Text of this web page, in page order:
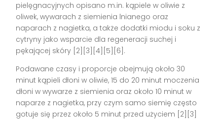
pielęgnacyjnych opisano m.in. kąpiele w oliwie z
oliwek, wywarach z siemienia lnianego oraz
naparach z nagietka, a także dodatki miodu i soku z
cytryny jako wsparcie dla regeneracji suchej i
pękającej skóry [2][3][4][5][6].
Podawane czasy i proporcje obejmują około 30
minut kąpieli dłoni w oliwie, 15 do 20 minut moczenia
dłoni w wywarze z siemienia oraz około 10 minut w
naparze z nagietka, przy czym samo siemię często
gotuje się przez około 5 minut przed użyciem [2][3]